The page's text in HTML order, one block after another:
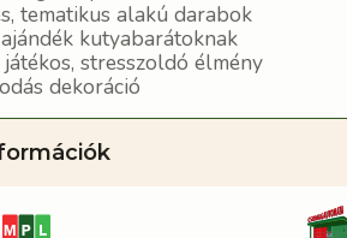
tematikus alakú darabok
kutyabarátoknak
stresszoldó élmény
dekoráció